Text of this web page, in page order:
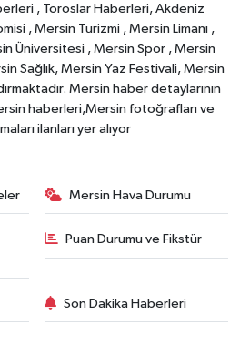
, Toroslar Haberleri, Akdeniz
, Mersin Turizmi , Mersin Limanı ,
Üniversitesi , Mersin Spor , Mersin
Sağlık, Mersin Yaz Festivali, Mersin
Mersin haber detaylarının
haberleri,Mersin fotoğrafları ve
ilanları yer alıyor
Mersin Hava Durumu
Puan Durumu ve Fikstür
Son Dakika Haberleri